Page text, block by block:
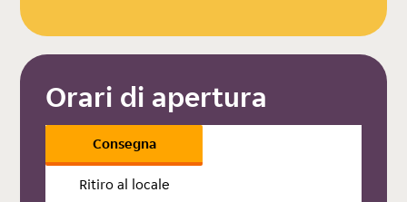
Orari di apertura
Consegna
Ritiro al locale